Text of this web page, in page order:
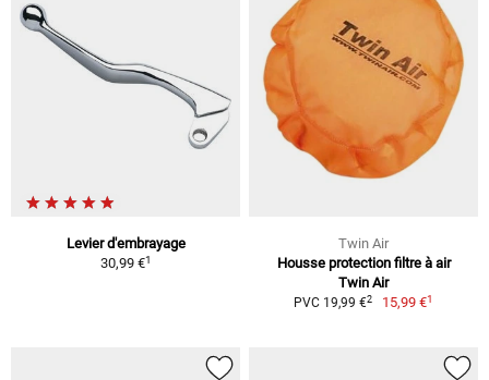
Levier d'embrayage
30,99 €1
Twin Air
Housse protection filtre à air
Twin Air
PVC 19,99 €2 15,99 €1